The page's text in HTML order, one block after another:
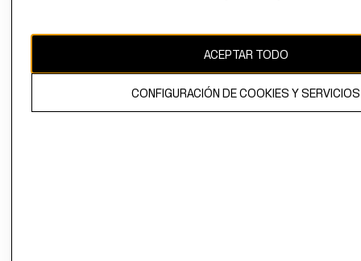
propiedad de H&M Hennes & Mauritz AB.ACEPTAR TODO
CONFIGURACIÓN DE COOKIES Y SERVICIOS